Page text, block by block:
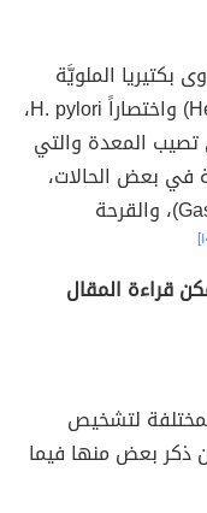
بكتيريا الملويَّة
البوابيَّة (بالإنجليزية: Helicobacter pylori) واختصاراً H. pylori،
تصيب المعدة والتي
في بعض الحالات،
مثل: التهاب المعدة (بالإنجليزية: Gastritis)، والقرحة
قراءة المقال
لتشخيص
ذكر بعض منها فيما